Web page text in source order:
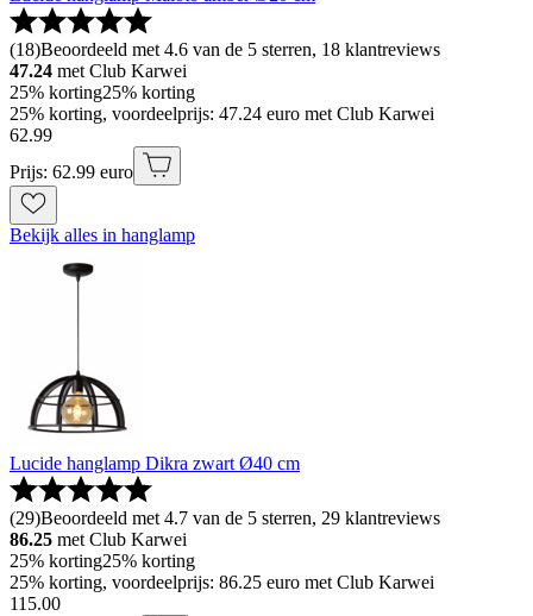
(18)Beoordeeld met 4.6 van de 5 sterren, 18 klantreviews
47.24 met Club Karwei
25% korting25% korting
25% korting, voordeelprijs: 47.24 euro met Club Karwei
62.99
Prijs: 62.99 euro
Bekijk alles in hanglamp
Lucide hanglamp Dikra zwart Ø40 cm
(29)Beoordeeld met 4.7 van de 5 sterren, 29 klantreviews
86.25 met Club Karwei
25% korting25% korting
25% korting, voordeelprijs: 86.25 euro met Club Karwei
115.00